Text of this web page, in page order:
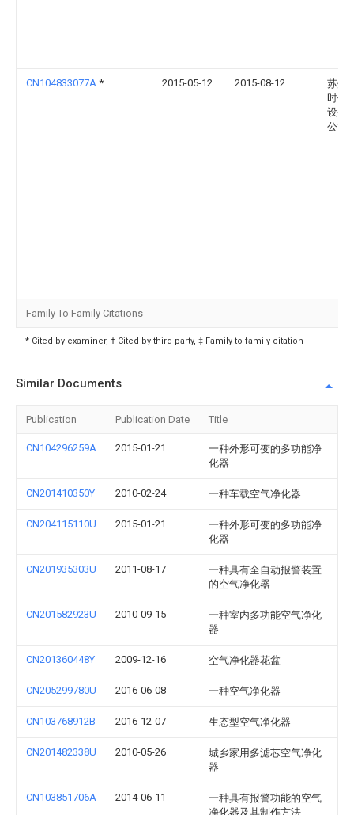
CN104833077A * 2015-05-12 2015-08-12
苏州
时代
设备
公司
Family To Family Citations
* Cited by examiner, † Cited by third party, ‡ Family to family citation
Similar Documents
Publication Publication Date Title
CN104296259A 2015-01-21
一种外形可变的多功能净
化器
CN201410350Y 2010-02-24 一种车载空气净化器
CN204115110U 2015-01-21
一种外形可变的多功能净
化器
CN201935303U 2011-08-17
一种具有全自动报警装置
的空气净化器
CN201582923U 2010-09-15
一种室内多功能空气净化
器
CN201360448Y 2009-12-16 空气净化器花盆
CN205299780U 2016-06-08 一种空气净化器
CN103768912B 2016-12-07 生态型空气净化器
CN201482338U 2010-05-26
城乡家用多滤芯空气净化
器
CN103851706A 2014-06-11
一种具有报警功能的空气
净化器及其制作方法